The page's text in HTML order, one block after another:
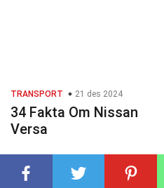
TRANSPORT 21 des 2024
34 Fakta Om Nissan
Versa